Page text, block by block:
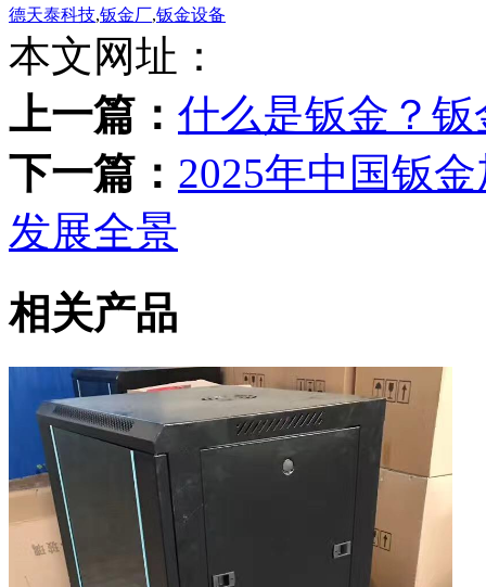
德天泰科技,钣金厂,钣金设备
本文网址：
上一篇： 什么是钣金？
下一篇： 2025年中国钣
发展全景
相关产品